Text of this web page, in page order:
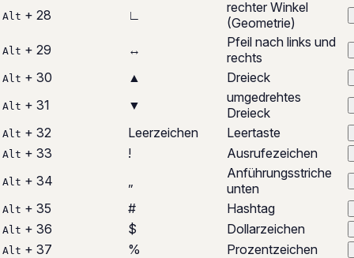
Alt + 28 ∟
rechter Winkel
(Geometrie)
Alt + 29 ↔
Pfeil nach links und
rechts
Alt + 30 ▲ Dreieck
Alt + 31 ▼
umgedrehtes
Dreieck
Alt + 32 Leerzeichen Leertaste
Alt + 33 ! Ausrufezeichen
Alt + 34
Anführungsstriche
unten
Alt + 35 # Hashtag
Alt + 36 $ Dollarzeichen
Alt + 37 % Prozentzeichen